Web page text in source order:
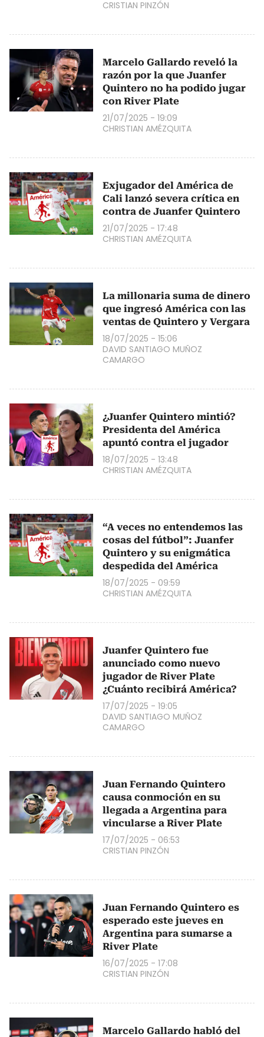
CRISTIAN PINZÓN
Marcelo Gallardo reveló la
razón por la que Juanfer
Quintero no ha podido jugar
con River Plate
21/07/2025 - 19:09
CHRISTIAN AMÉZQUITA
Exjugador del América de
Cali lanzó severa crítica en
contra de Juanfer Quintero
21/07/2025 - 17:48
CHRISTIAN AMÉZQUITA
La millonaria suma de dinero
que ingresó América con las
ventas de Quintero y Vergara
18/07/2025 - 15:06
DAVID SANTIAGO MUÑOZ
CAMARGO
¿Juanfer Quintero mintió?
Presidenta del América
apuntó contra el jugador
18/07/2025 - 13:48
CHRISTIAN AMÉZQUITA
“A veces no entendemos las
cosas del fútbol”: Juanfer
Quintero y su enigmática
despedida del América
18/07/2025 - 09:59
CHRISTIAN AMÉZQUITA
Juanfer Quintero fue
anunciado como nuevo
jugador de River Plate
¿Cuánto recibirá América?
17/07/2025 - 19:05
DAVID SANTIAGO MUÑOZ
CAMARGO
Juan Fernando Quintero
causa conmoción en su
llegada a Argentina para
vincularse a River Plate
17/07/2025 - 06:53
CRISTIAN PINZÓN
Juan Fernando Quintero es
esperado este jueves en
Argentina para sumarse a
River Plate
16/07/2025 - 17:08
CRISTIAN PINZÓN
Marcelo Gallardo habló del